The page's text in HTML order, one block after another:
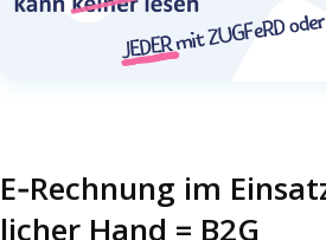
E‑Rechnung im
li­cher Hand = B2G